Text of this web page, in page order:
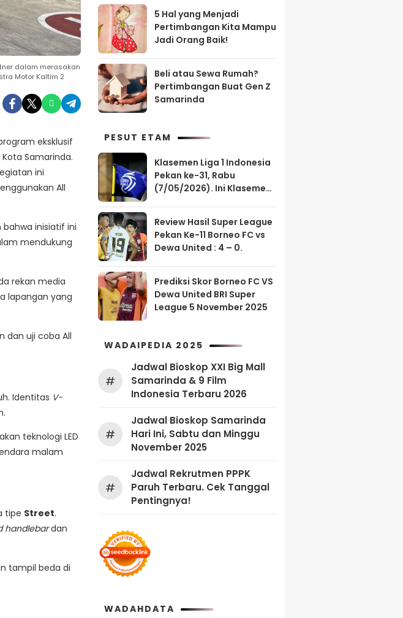
dalam merasakan
Motor Kaltim 2
eksklusif
Samarinda.
ini
All
bahwa inisiatif ini
mendukung
rekan media
lapangan yang
dan uji coba All
Identitas V-
teknologi LED
malam
tipe Street.
handlebardan
tampil beda di
5 Hal yang Menjadi
Pertimbangan Kita Mampu
Jadi Orang Baik!
Beli atau Sewa Rumah?
Pertimbangan Buat Gen Z
Samarinda
PESUT ETAM
Klasemen Liga 1 Indonesia
Pekan ke-31, Rabu
(7/05/2026). Ini Klasemen
Review Hasil Super League
Pekan Ke-11 Borneo FC vs
Dewa United : 4 – 0.
Prediksi Skor Borneo FC VS
Dewa United BRI Super
League 5 November 2025
WADAIPEDIA 2025
#
Jadwal Bioskop XXI Big Mall
Samarinda & 9 Film
Indonesia Terbaru 2026
#
Jadwal Bioskop Samarinda
Hari Ini, Sabtu dan Minggu
November 2025
#
Jadwal Rekrutmen PPPK
Paruh Terbaru. Cek Tanggal
Pentingnya!
WADAHDATA